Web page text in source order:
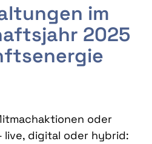
im
2025
oder
live, digital oder hybrid: